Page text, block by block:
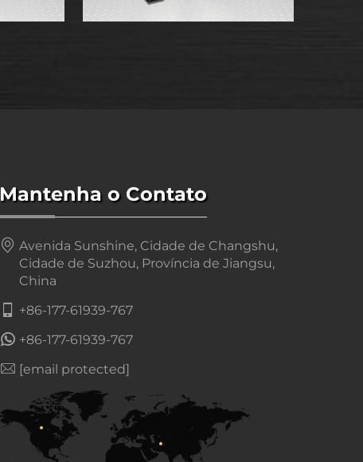
Mantenha o Contato
Avenida Sunshine, Cidade de Changshu,
Cidade de Suzhou, Província de Jiangsu,
China
+86-177-61939-767
+86-177-61939-767
[email protected]